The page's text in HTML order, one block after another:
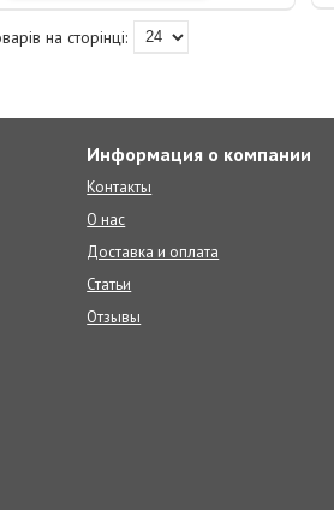
Информация о компании
Контакты
О нас
Доставка и оплата
Статьи
Отзывы